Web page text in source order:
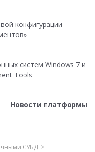
конфигурации
систем Windows 7 и
Tools
Новости платформы
СУБД